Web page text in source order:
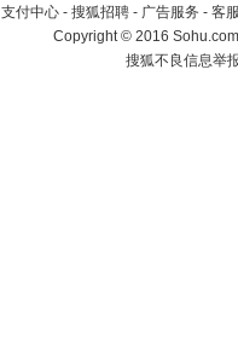
支付中心 - 搜狐招聘 - 广告服务 - 客
Copyright©2016
搜狐不良信息举